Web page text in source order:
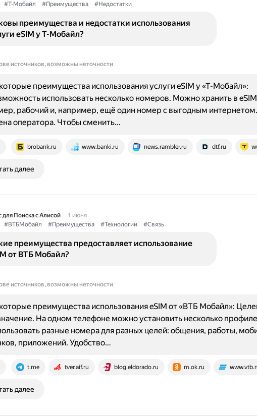
#Т-Мобайл #Преимущества #Недостатки
преимущества и недостатки использования
eSIM у Т-Мобайл?
источников, возможны неточности
brobank.ru www.banki.ru news.rambler.ru dtf.ru
преимущества использования услуги eSIM у «Т-Мобайл»:
использовать несколько номеров. Можно хранить в
рабочий и, например, ещё один номер с выгодным
оператора. Чтобы сменить…
далее
для Поиска с Алисой
1 июня
#ВТБМобайл #Преимущества #Технологии #Связь
преимущества предоставляет использование
от ВТБ Мобайл?
источников, возможны неточности
t.me tver.aif.ru blog.eldorado.ru m.ok.ru
преимущества использования eSIM от «ВТБ Мобайл»:
На одном телефоне можно установить несколько
разные номера для разных целей: общения, работы,
приложений. Удобство…
далее